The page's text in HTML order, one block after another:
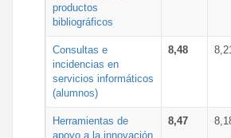
productos
bibliográficos
Consultas e
incidencias en
servicios informáticos
(alumnos)
8,48
Herramientas de
apoyo a la innovación
8,47